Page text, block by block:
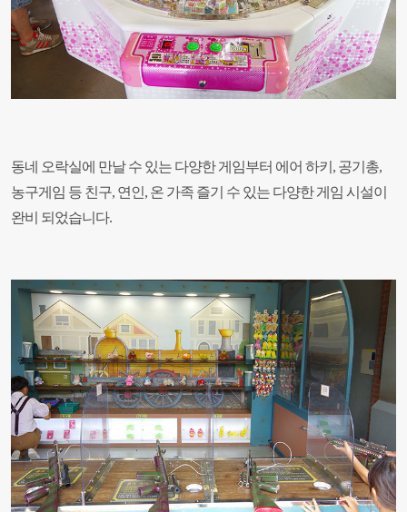
동네 오락실에 만날 수 있는 다양한 게임부터 에어 하키, 공기총,
농구게임 등 친구, 연인, 온 가족 즐기 수 있는 다양한 게임 시설이
완비 되었습니다.